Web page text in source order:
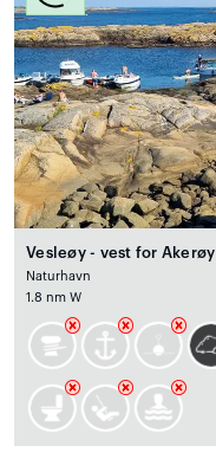
Vesleøy - vest for Akerøy
Naturhavn
1.8 nm W